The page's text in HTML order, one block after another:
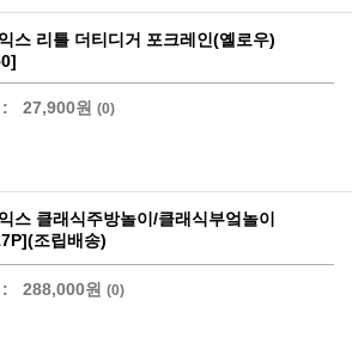
스 리틀 더티디거 포크레인(옐로우)
27,900원 (0)
스 클래식주방놀이/클래식부엌놀이
조립배송)
288,000원 (0)